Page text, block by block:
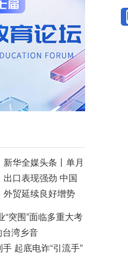
新华全媒头条丨 单月
出口表现强劲 中国
外贸延续良好增势
“突围”面临多重大考
台湾乡音
起底电诈“引流手”